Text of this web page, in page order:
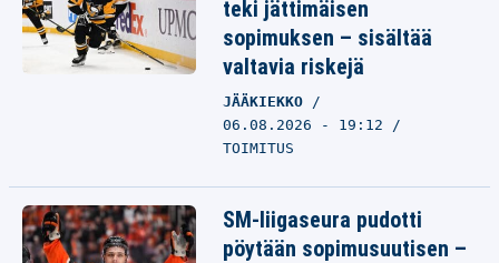
teki jättimäisen
sopimuksen – sisältää
valtavia riskejä
JÄÄKIEKKO
06.08.2026 - 19:12
TOIMITUS
SM-liigaseura pudotti
pöytään sopimusuutisen –